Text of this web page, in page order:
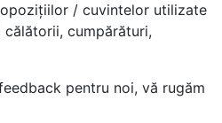
/ cuvintelor utilizate
cumpărături,
pentru noi, vă rugăm